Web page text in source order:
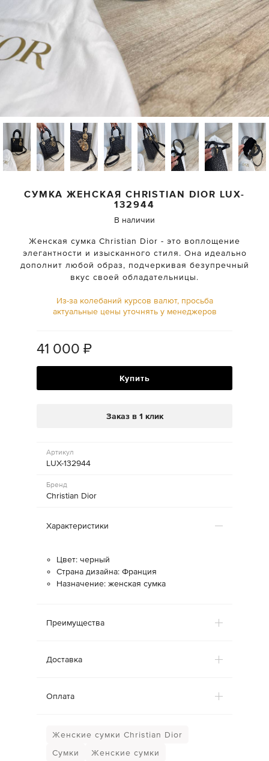
СУМКА ЖЕНСКАЯ CHRISTIAN DIOR LUX-
132944
В наличии
Женская сумка Christian Dior - это воплощение
элегантности и изысканного стиля. Она идеально
дополнит любой образ, подчеркивая безупречный
вкус своей обладательницы.
Из-за колебаний курсов валют, просьба
актуальные цены уточнять у менеджеров
41 000 ₽
Купить
Заказ в 1 клик
Артикул
LUX-132944
Бренд
Christian Dior
Характеристики
Цвет: черный
Страна дизайна: Франция
Назначение: женская сумка
Преимущества
Доставка
Оплата
Женские сумки Christian Dior
Сумки
Женские сумки